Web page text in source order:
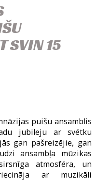
SVIN 15
puišu ansamblis
jubileju ar svētku
gan pašreizējie, gan
ansambļa mūzikas
atmosfēra, un
ar muzikāli